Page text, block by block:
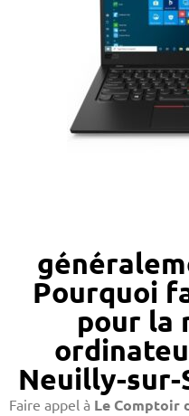
Pourquoi
pour la
Neuilly-sur-
Faire appel à Le Comptoir